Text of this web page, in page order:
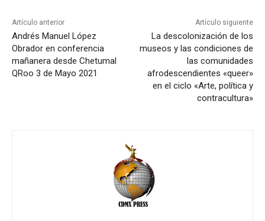
Artículo anterior
Andrés Manuel López
Obrador en conferencia
mañanera desde Chetumal
QRoo 3 de Mayo 2021
Artículo siguiente
La descolonización de los
museos y las condiciones de
las comunidades
afrodescendientes «queer»
en el ciclo «Arte, política y
contracultura»